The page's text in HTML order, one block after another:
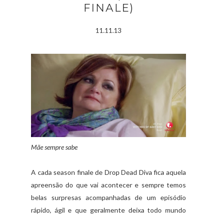
FINALE)
11.11.13
Mãe sempre sabe
A cada season finale de Drop Dead Diva fica aquela
apreensão do que vai acontecer e sempre temos
belas surpresas acompanhadas de um episódio
rápido, ágil e que geralmente deixa todo mundo